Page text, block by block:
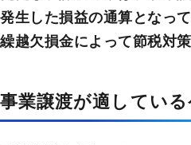
発生した損益の通算となっ
繰越欠損金によって節税対
事業譲渡が適している